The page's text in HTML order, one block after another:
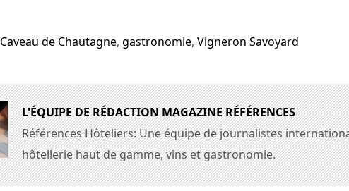
Caveau de Chautagne, gastronomie, Vigneron Savoyard
L'ÉQUIPE DE RÉDACTION MAGAZINE RÉFÉRENCES
Références Hôteliers: Une équipe de journalistes
hôtellerie haut de gamme, vins et gastronomie.